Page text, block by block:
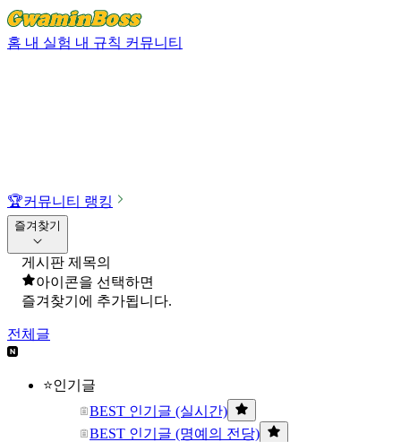
홈 내 실험 내 규칙 커뮤니티
🏆커뮤니티 랭킹
즐겨찾기
게시판 제목의
아이콘을 선택하면
즐겨찾기에 추가됩니다.
전체글
⭐인기글
BEST 인기글 (실시간)
BEST 인기글 (명예의 전당)